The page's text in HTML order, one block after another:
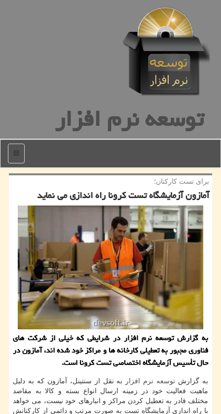
توسعه نرم افزار
منو
برای تست كاركنان؛
آمازون آزمایشگاه تست كرونا راه اندازی می نماید
به گزارش توسعه نرم افزار در شرایطی كه خیلی از شركت های
فناوری مجبور به تعطیلی كارخانه ها و مراكز خود شده اند، آمازون در
حال تأسیس آزمایشگاه اختصاصی تست كرونا است.
به گزارش توسعه نرم افزار
به نقل از سنتینل، آمازون كه به دلیل
ماهیت فعالیت خود در زمینه ارسال انواع بسته و كالا به مقاصد
مختلف قادر به تعطیل كردن مراكز و انبارهای خود نیست، می خواهد
با راه اندازی آزمایشگاه تست به صورت مرتب و دائمی از كاركنانش